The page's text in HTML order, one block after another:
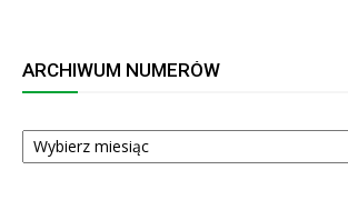
ARCHIWUM NUMERÓW
ARCHIWUM
NUMERÓW